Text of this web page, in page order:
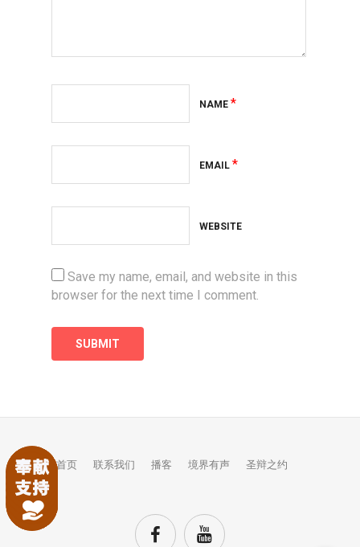
NAME *
EMAIL *
WEBSITE
Save my name, email, and website in this
browser for the next time I comment.
首页 联系我们 播客 境界有声 圣辩之约